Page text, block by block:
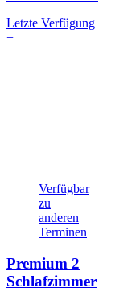
Letzte Verfügung
+
Verfügbar
zu
anderen
Terminen
Premium 2
Schlafzimmer